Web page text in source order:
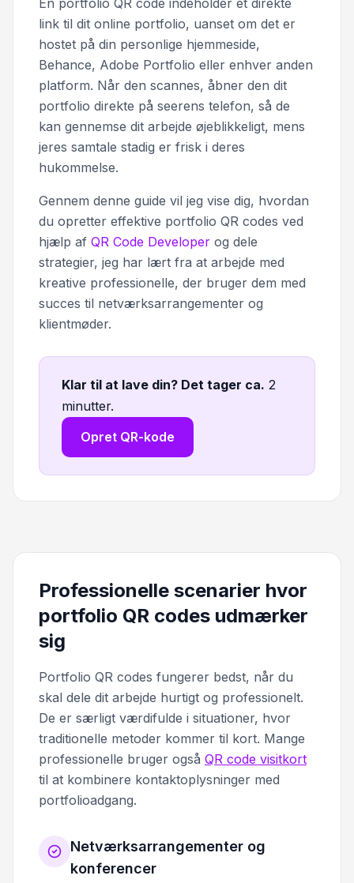
En portfolio QR code indeholder et direkte
link til dit online portfolio, uanset om det er
hostet på din personlige hjemmeside,
Behance, Adobe Portfolio eller enhver anden
platform. Når den scannes, åbner den dit
portfolio direkte på seerens telefon, så de
kan gennemse dit arbejde øjeblikkeligt, mens
jeres samtale stadig er frisk i deres
hukommelse.
Gennem denne guide vil jeg vise dig, hvordan
du opretter effektive portfolio QR codes ved
hjælp af QR Code Developer og dele
strategier, jeg har lært fra at arbejde med
kreative professionelle, der bruger dem med
succes til netværksarrangementer og
klientmøder.
Klar til at lave din? Det tager ca. 2
minutter.
Opret QR-kode
Professionelle scenarier hvor
portfolio QR codes udmærker
sig
Portfolio QR codes fungerer bedst, når du
skal dele dit arbejde hurtigt og professionelt.
De er særligt værdifulde i situationer, hvor
traditionelle metoder kommer til kort. Mange
professionelle bruger også QR code visitkort
til at kombinere kontaktoplysninger med
portfolioadgang.
Netværksarrangementer og
konferencer